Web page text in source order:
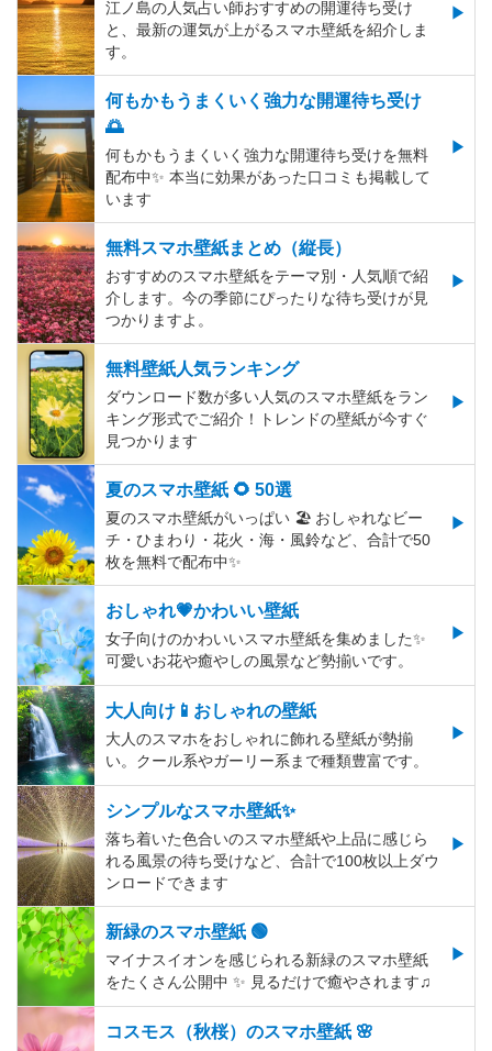
江ノ島の人気占い師おすすめの開運待ち受け
と、最新の運気が上がるスマホ壁紙を紹介しま
す。
何もかもうまくいく強力な開運待ち受け
🌅
何もかもうまくいく強力な開運待ち受けを無料
配布中✨️ 本当に効果があった口コミも掲載して
います
無料スマホ壁紙まとめ（縦長）
おすすめのスマホ壁紙をテーマ別・人気順で紹
介します。今の季節にぴったりな待ち受けが見
つかりますよ。
無料壁紙人気ランキング
ダウンロード数が多い人気のスマホ壁紙をラン
キング形式でご紹介！トレンドの壁紙が今すぐ
見つかります
夏のスマホ壁紙 🌻 50選
夏のスマホ壁紙がいっぱい 🏖 おしゃれなビー
チ・ひまわり・花火・海・風鈴など、合計で50
枚を無料で配布中✨
おしゃれ💗かわいい壁紙
女子向けのかわいいスマホ壁紙を集めました✨
可愛いお花や癒やしの風景など勢揃いです。
大人向け📱おしゃれの壁紙
大人のスマホをおしゃれに飾れる壁紙が勢揃
い。クール系やガーリー系まで種類豊富です。
シンプルなスマホ壁紙✨
落ち着いた色合いのスマホ壁紙や上品に感じら
れる風景の待ち受けなど、合計で100枚以上ダウ
ンロードできます
新緑のスマホ壁紙 🟢
マイナスイオンを感じられる新緑のスマホ壁紙
をたくさん公開中 ✨ 見るだけで癒やされます♫
コスモス（秋桜）のスマホ壁紙 🌸